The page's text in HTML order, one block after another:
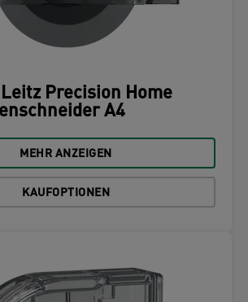
Precision Home
A4
MEHR ANZEIGEN
KAUFOPTIONEN